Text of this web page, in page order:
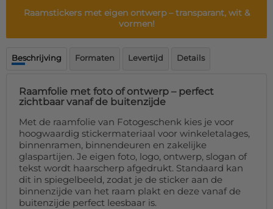
Over ons
WhatsApp
Raamstickers met eigen ontwerp– transparant, wit &
vormen!
Beschrijving Formaten Levertijd Details
Raamfolie met foto of ontwerp – perfect
zichtbaar vanaf de buitenzijde
Met de raamfolie van Fotogeschenk kies je voor
hoogwaardig stickermateriaal voor winkeletalages,
binnenramen, binnendeuren en zakelijke
glaspartijen. Je eigen foto, logo, ontwerp, slogan of
tekst wordt haarscherp afgedrukt. Standaard kan
dit in spiegelbeeld, zodat je de sticker aan de
binnenzijde van het raam plakt en deze vanaf de
buitenzijde perfect leesbaar is.